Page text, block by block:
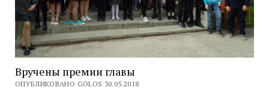
Вручены премии главы
ОПУБЛИКОВАНО GOLOS 30.05.2018